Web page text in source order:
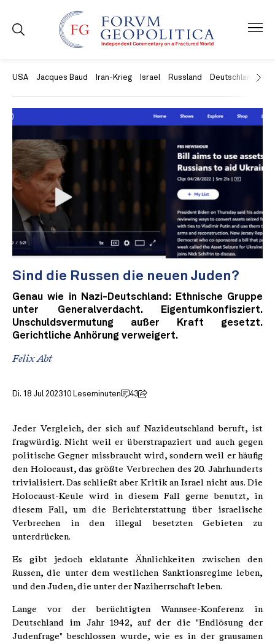
USA Jacques Baud Iran-Krieg Israel Russland Deutschland
Sind die Russen die neuen Juden?
Genau wie in Nazi-Deutschland: Ethnische Gruppe
unter Generalverdacht. Eigentumkonfisziert.
Unschuldsvermutung außer Kraft gesetzt.
Gerichtliche Anhörung verweigert.
Felix Abt
Di. 18 Jul 202310 Leseminuten 43
Jeder Vergleich, der sich auf Nazideutschland beruft, ist
fragwürdig. Nicht weil er überstrapaziert und auch gegen
politische Gegner missbraucht wird, sondern weil er häufig
den Holocaust, das größte Verbrechen des 20. Jahrhunderts
trivialisiert. Das schließt aber Kritik an Israel nicht aus. Die
Holocaust-Keule wird in diesem Fall gerne benutzt, in
diesem Fall, um die Berichterstattung über israelische
Verbrechen in den illegal besetzten Gebieten zu
unterdrücken.
Es gibt jedoch eklatante Ähnlichkeiten zwischen den
Russen, die unter dem westlichen Sanktionsregime leben,
und den Juden, die unter der Naziherrschaft leben.
Lange vor der berüchtigten Wannsee-Konferenz in
Deutschland im Jahr 1942, auf der die "Endlösung der
Judenfrage" beschlossen wurde, wie es in der grausamen